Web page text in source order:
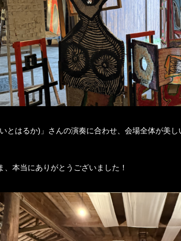
とはるか)」さんの演奏に合わせ、会場全体が美
、本当にありがとうございました！